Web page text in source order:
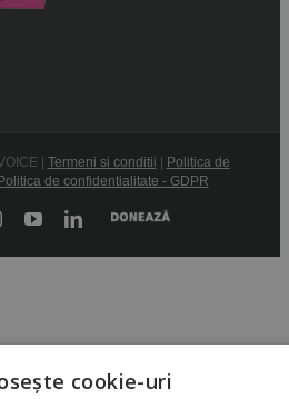
| Termeni si conditii
Politica de
Politica de confidentialitate - GDPR
InstagramYouTubeLinkedIn
Donează
cookie-uri